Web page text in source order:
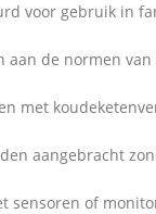
voor gebruik in
aan de normen
met
aangebracht
sensoren of